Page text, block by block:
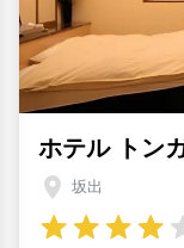
ホテル トン
坂出